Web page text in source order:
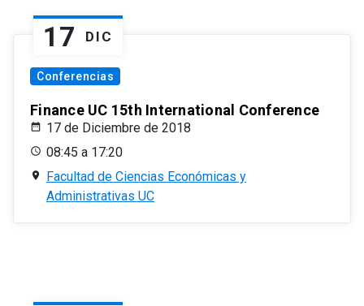
17 DIC
Conferencias
Finance UC 15th International Conference
17 de Diciembre de 2018
08:45 a 17:20
Facultad de Ciencias Económicas y
Administrativas UC